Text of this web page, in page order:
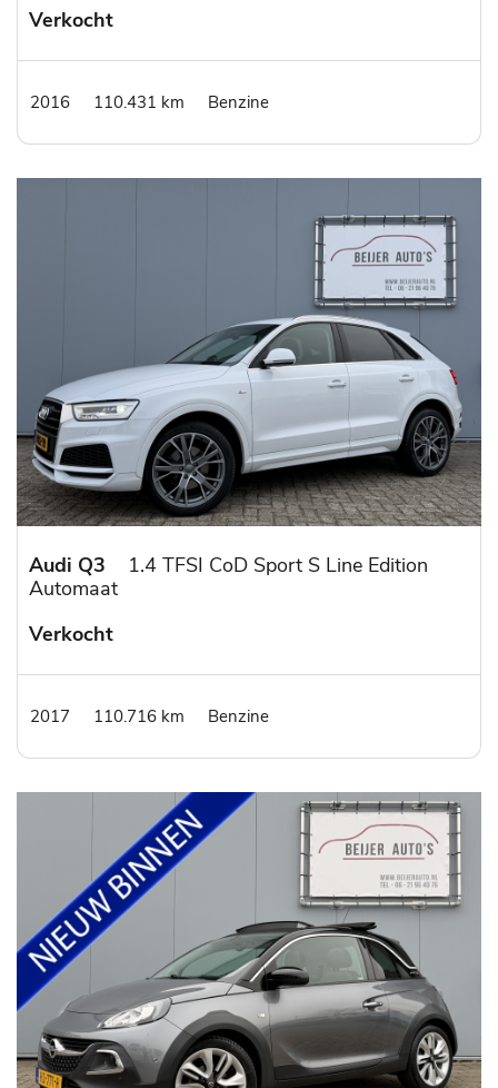
Verkocht
2016 110.431 km Benzine
Audi Q3
1.4 TFSI CoD Sport S Line Edition
Automaat
Verkocht
2017 110.716 km Benzine